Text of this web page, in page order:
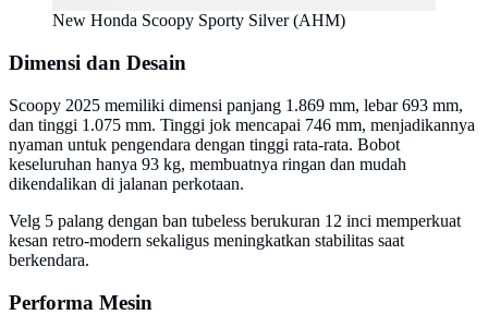
New Honda Scoopy Sporty Silver (AHM)
Dimensi dan Desain
Scoopy 2025 memiliki dimensi panjang 1.869 mm, lebar 693 mm,
dan tinggi 1.075 mm. Tinggi jok mencapai 746 mm, menjadikannya
nyaman untuk pengendara dengan tinggi rata-rata. Bobot
keseluruhan hanya 93 kg, membuatnya ringan dan mudah
dikendalikan di jalanan perkotaan.
Velg 5 palang dengan ban tubeless berukuran 12 inci memperkuat
kesan retro-modern sekaligus meningkatkan stabilitas saat
berkendara.
Performa Mesin